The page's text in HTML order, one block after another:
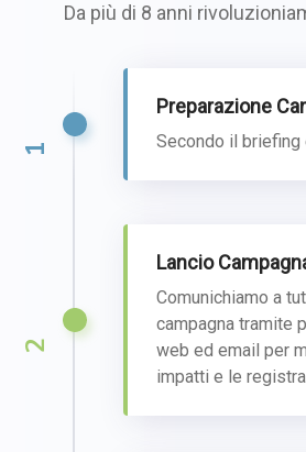
Da più di 8 anni
1
Preparazione
Secondo il
2
Lancio
Comunichiamo a
campagna tramite
web ed email per
impatti e le